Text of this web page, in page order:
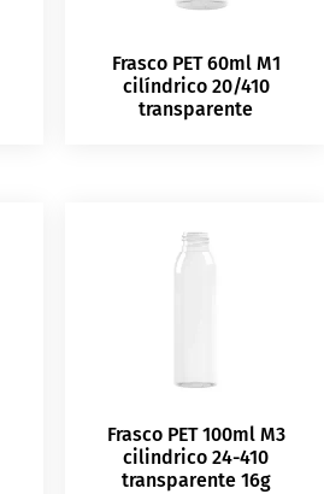
Frasco PET 60ml M1
cilíndrico 20/410
transparente
Frasco PET 100ml M3
cilindrico 24-410
transparente 16g